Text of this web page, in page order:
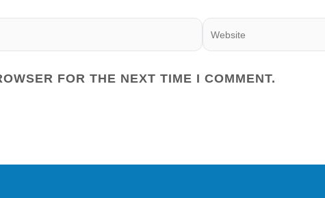
WEBSITE
FOR THE NEXT TIME I COMMENT.